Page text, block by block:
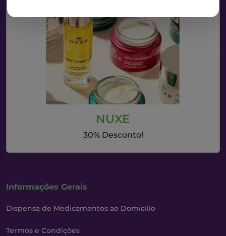
NUXE
30% Desconto!
Informações Gerais
Dispensa de Medicamentos ao Domicílio
Termos e Condições